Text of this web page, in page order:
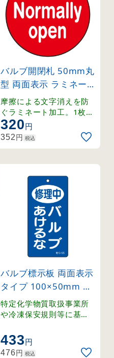
バルブ開閉札 50mm丸
型 両面表示 ラミネー
ト加工 赤（Normally
open） (151120)
摩擦による文字消えを防
ぐラミネート加工。1枚か
ら購入可能な50mm丸型
の両面表示札。
320円
352円 税込
バルブ標示板 両面表示
タイプ 100×50mm 修
理中 バルブあけるな (
166028)
特定化学物質取扱事業所
や冷凍保安規則等に基づ
に最適な標示板です。
433円
476円 税込